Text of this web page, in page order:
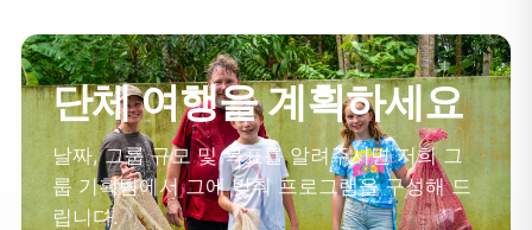
단체 여행을 계획하세요
날짜, 그룹 규모 및 목표를 알려주시면 저희 그
룹 기획팀에서 그에 맞춰 프로그램을 구성해 드
립니다.